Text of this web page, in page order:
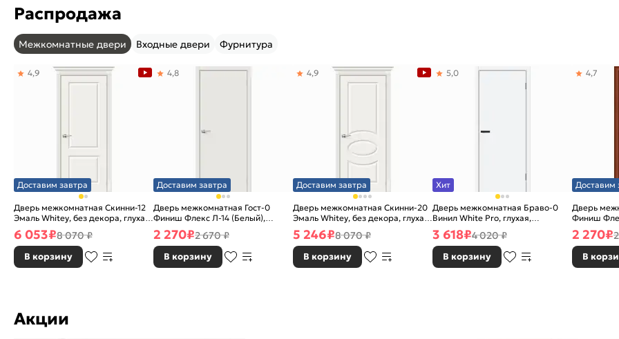
Распродажа
Межкомнатные двери Входные двери Фурнитура
Доставим завтра
Дверь межкомнатная Скинни-12
Эмаль Whitey, без декора, глухая,
без стекла, без кромки, скиновая
4,9
6 053₽8 070 ₽
В корзину
Доставим завтра
Дверь межкомнатная Гост-0
Финиш Флекс Л-14 (Белый),
глухая, каркасно-щитовая
4,8
2 270₽2 670 ₽
В корзину
Доставим завтра
Дверь межкомнатная Скинни-20
Эмаль Whitey, без декора, глухая,
без стекла, без кромки, скиновая
4,9
5 246₽8 070 ₽
В корзину
Хит
Дверь межкомнатная Браво-0
Винил White Pro, глухая,
каркасно-щитовая
5,0
3 618₽4 020 ₽
В корзину
Доставим
Дверь
Финиш
Л-11
каркасно-
4,7
2 270₽
В
Акции